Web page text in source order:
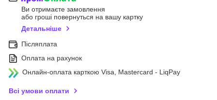
Ви отримаєте замовлення
або гроші повернуться на вашу картку
Детальніше
Післяплата
Оплата на рахунок
Онлайн-оплата карткою Visa, Mastercard - LiqPay
Всі умови оплати